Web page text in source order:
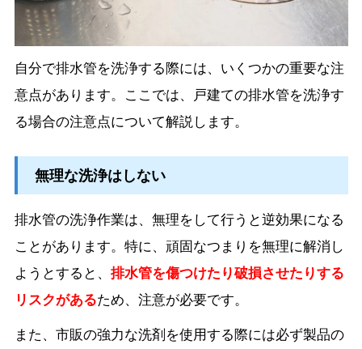
自分で排水管を洗浄する際には、いくつかの重要な注
意点があります。ここでは、戸建ての排水管を洗浄す
る場合の注意点について解説します。
無理な洗浄はしない
排水管の洗浄作業は、無理をして行うと逆効果になる
ことがあります。特に、頑固なつまりを無理に解消し
ようとすると、 排水管を傷つけたり破損させたりする
リスクがあるため、注意が必要です。
また、市販の強力な洗剤を使用する際には必ず製品の